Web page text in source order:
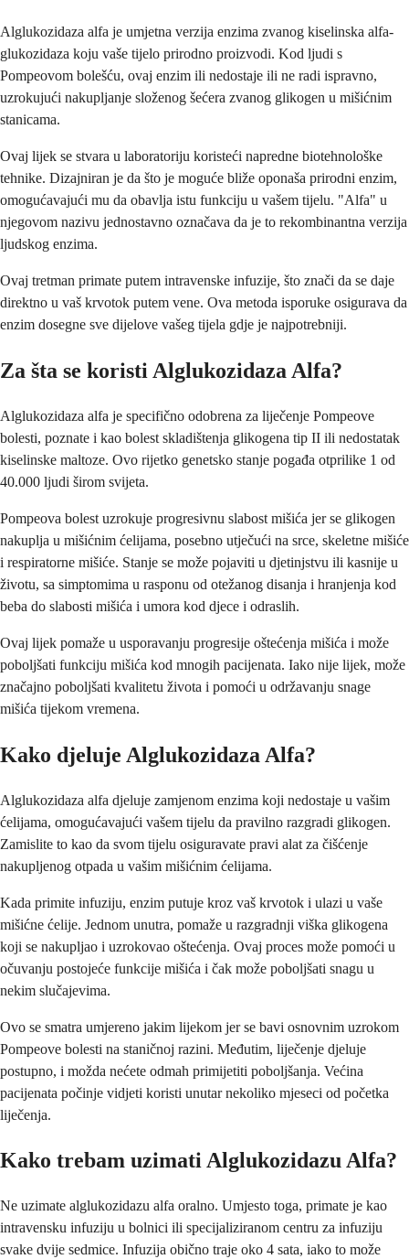
Alglukozidaza alfa je umjetna verzija enzima zvanog kiselinska alfa-
glukozidaza koju vaše tijelo prirodno proizvodi. Kod ljudi s
Pompeovom bolešću, ovaj enzim ili nedostaje ili ne radi ispravno,
uzrokujući nakupljanje složenog šećera zvanog glikogen u mišićnim
stanicama.
Ovaj lijek se stvara u laboratoriju koristeći napredne biotehnološke
tehnike. Dizajniran je da što je moguće bliže oponaša prirodni enzim,
omogućavajući mu da obavlja istu funkciju u vašem tijelu. "Alfa" u
njegovom nazivu jednostavno označava da je to rekombinantna verzija
ljudskog enzima.
Ovaj tretman primate putem intravenske infuzije, što znači da se daje
direktno u vaš krvotok putem vene. Ova metoda isporuke osigurava da
enzim dosegne sve dijelove vašeg tijela gdje je najpotrebniji.
Za šta se koristi Alglukozidaza Alfa?
Alglukozidaza alfa je specifično odobrena za liječenje Pompeove
bolesti, poznate i kao bolest skladištenja glikogena tip II ili nedostatak
kiselinske maltoze. Ovo rijetko genetsko stanje pogađa otprilike 1 od
40.000 ljudi širom svijeta.
Pompeova bolest uzrokuje progresivnu slabost mišića jer se glikogen
nakuplja u mišićnim ćelijama, posebno utječući na srce, skeletne mišiće
i respiratorne mišiće. Stanje se može pojaviti u djetinjstvu ili kasnije u
životu, sa simptomima u rasponu od otežanog disanja i hranjenja kod
beba do slabosti mišića i umora kod djece i odraslih.
Ovaj lijek pomaže u usporavanju progresije oštećenja mišića i može
poboljšati funkciju mišića kod mnogih pacijenata. Iako nije lijek, može
značajno poboljšati kvalitetu života i pomoći u održavanju snage
mišića tijekom vremena.
Kako djeluje Alglukozidaza Alfa?
Alglukozidaza alfa djeluje zamjenom enzima koji nedostaje u vašim
ćelijama, omogućavajući vašem tijelu da pravilno razgradi glikogen.
Zamislite to kao da svom tijelu osiguravate pravi alat za čišćenje
nakupljenog otpada u vašim mišićnim ćelijama.
Kada primite infuziju, enzim putuje kroz vaš krvotok i ulazi u vaše
mišićne ćelije. Jednom unutra, pomaže u razgradnji viška glikogena
koji se nakupljao i uzrokovao oštećenja. Ovaj proces može pomoći u
očuvanju postojeće funkcije mišića i čak može poboljšati snagu u
nekim slučajevima.
Ovo se smatra umjereno jakim lijekom jer se bavi osnovnim uzrokom
Pompeove bolesti na staničnoj razini. Međutim, liječenje djeluje
postupno, i možda nećete odmah primijetiti poboljšanja. Većina
pacijenata počinje vidjeti koristi unutar nekoliko mjeseci od početka
liječenja.
Kako trebam uzimati Alglukozidazu Alfa?
Ne uzimate alglukozidazu alfa oralno. Umjesto toga, primate je kao
intravensku infuziju u bolnici ili specijaliziranom centru za infuziju
svake dvije sedmice. Infuzija obično traje oko 4 sata, iako to može